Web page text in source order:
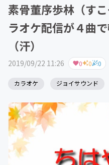
素骨董序歩林（す
ラオケ配信が４曲
（汗）
2019/09/22 11:26 0 0 0
カラオケ ジョイサウンド